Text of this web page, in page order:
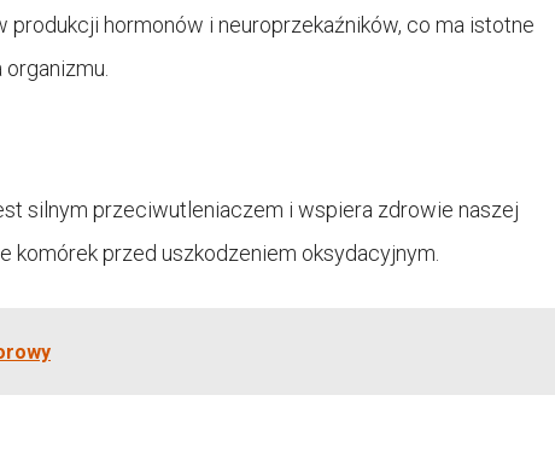
produkcji hormonów i neuroprzekaźników, co ma istotne
silnym przeciwutleniaczem i wspiera zdrowie naszej
komórek przed uszkodzeniem oksydacyjnym.